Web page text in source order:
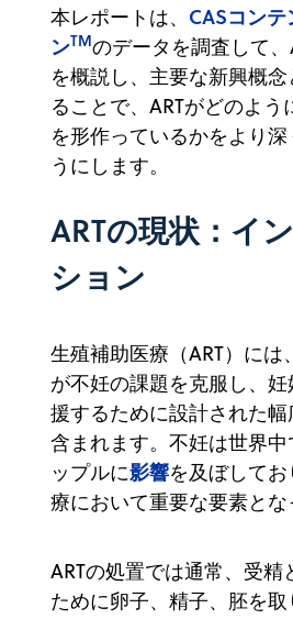
本レポートは、 CASコン
ンTMのデータを調査して
を概説し、主要な新興概
ることで、ARTがどのよ
を形作っているかをより
うにします。
ARTの現状：イ
ション
生殖補助医療（ART）に
が不妊の課題を克服し、
援するために設計された
含まれます。不妊は世界中
ップルに影響を及ぼして
療において重要な要素とな
ARTの処置では通常、受精
ために卵子、精子、胚を